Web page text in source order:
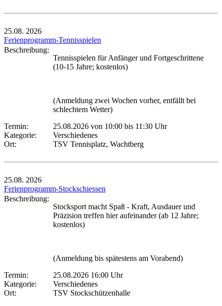
25.08. 2026
Ferienprogramm-Tennisspielen
Beschreibung:
Tennisspielen für Anfänger und Fortgeschrittene
(10-15 Jahre; kostenlos)
(Anmeldung zwei Wochen vorher, entfällt bei
schlechtem Wetter)
Termin:
25.08.2026 von 10:00 bis 11:30 Uhr
Kategorie:
Verschiedenes
Ort:
TSV Tennisplatz, Wachtberg
25.08. 2026
Ferienprogramm-Stockschiessen
Beschreibung:
Stocksport macht Spaß - Kraft, Ausdauer und
Präzision treffen hier aufeinander (ab 12 Jahre;
kostenlos)
(Anmeldung bis spätestens am Vorabend)
Termin:
25.08.2026 16:00 Uhr
Kategorie:
Verschiedenes
Ort:
TSV Stockschützenhalle